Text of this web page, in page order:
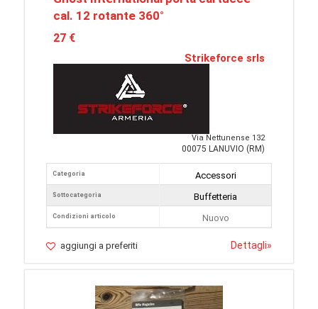
cal. 12 rotante 360°
27 €
Strikeforce srls
Via Nettunense 132
00075 LANUVIO (RM)
Categoria
Sottocategoria
Condizioni articolo
Accessori
Buffetteria
Nuovo
aggiungi a preferiti Dettagli»